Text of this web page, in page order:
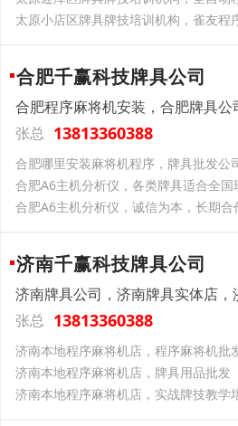
太原小店区牌具牌技培训机构，雀友程
合肥千赢科技牌具公司
合肥程序麻将机安装，合肥牌具
张总 13813360388
合肥哪里安装麻将机程序，牌具批发公
合肥A6主机分析仪，各类牌具适合全国
合肥A6主机分析仪，诚信为本，长期合
济南千赢科技牌具公司
济南牌具公司，济南牌具实体店
张总 13813360388
济南本地程序麻将机店，程序麻将机批
济南本地程序麻将机店，牌具用品批发
济南本地程序麻将机店，实战牌技教学